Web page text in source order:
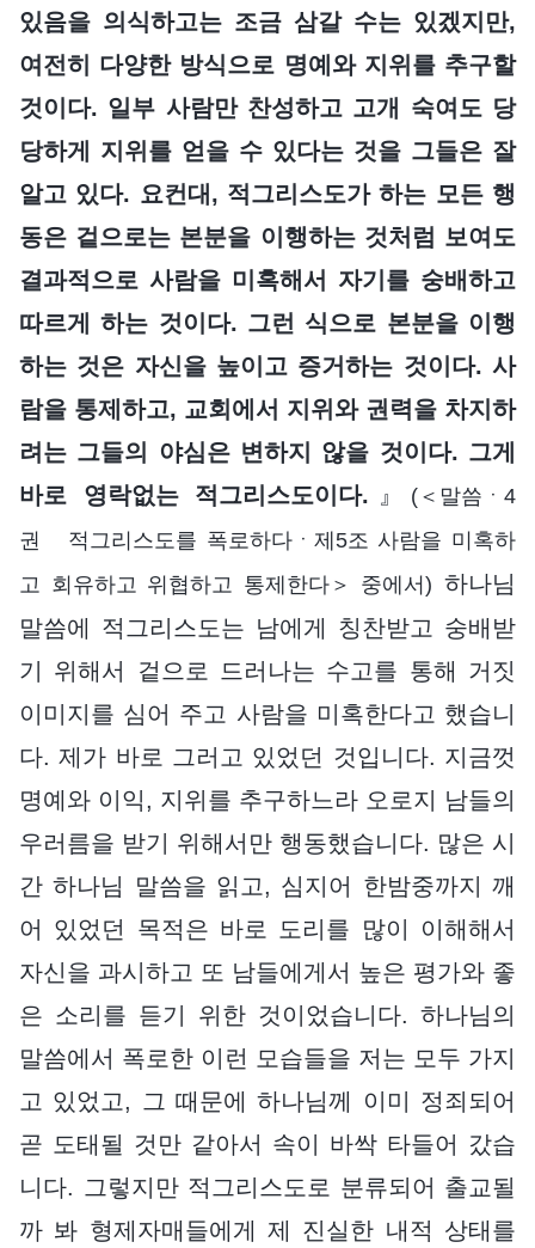
있음을 의식하고는 조금 삼갈 수는 있겠지만,
여전히 다양한 방식으로 명예와 지위를 추구할
것이다. 일부 사람만 찬성하고 고개 숙여도 당
당하게 지위를 얻을 수 있다는 것을 그들은 잘
알고 있다. 요컨대, 적그리스도가 하는 모든 행
동은 겉으로는 본분을 이행하는 것처럼 보여도
결과적으로 사람을 미혹해서 자기를 숭배하고
따르게 하는 것이다. 그런 식으로 본분을 이행
하는 것은 자신을 높이고 증거하는 것이다. 사
람을 통제하고, 교회에서 지위와 권력을 차지하
려는 그들의 야심은 변하지 않을 것이다. 그게
바로 영락없는 적그리스도이다. 』 (＜말씀ㆍ4
권 적그리스도를 폭로하다ㆍ제5조 사람을 미혹하
고 회유하고 위협하고 통제한다＞ 중에서) 하나님
말씀에 적그리스도는 남에게 칭찬받고 숭배받
기 위해서 겉으로 드러나는 수고를 통해 거짓
이미지를 심어 주고 사람을 미혹한다고 했습니
다. 제가 바로 그러고 있었던 것입니다. 지금껏
명예와 이익, 지위를 추구하느라 오로지 남들의
우러름을 받기 위해서만 행동했습니다. 많은 시
간 하나님 말씀을 읽고, 심지어 한밤중까지 깨
어 있었던 목적은 바로 도리를 많이 이해해서
자신을 과시하고 또 남들에게서 높은 평가와 좋
은 소리를 듣기 위한 것이었습니다. 하나님의
말씀에서 폭로한 이런 모습들을 저는 모두 가지
고 있었고, 그 때문에 하나님께 이미 정죄되어
곧 도태될 것만 같아서 속이 바싹 타들어 갔습
니다. 그렇지만 적그리스도로 분류되어 출교될
까 봐 형제자매들에게 제 진실한 내적 상태를